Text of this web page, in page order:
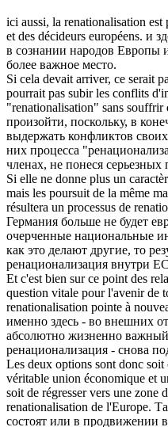
ici aussi, la renationalisation est
et des décideurs européens. и
в сознании народов
более важное место.
Si cela devait arriver, ce serait
pourrait pas subir les conflits
"renationalisation" sans souffrir
произойти, поскольку, в
выдержать конфликтов
них процесса "
членах, не понеся
Si elle ne donne plus un
mais les poursuit de la même
résultera un processus de
Германия больше не будет
очерченные национальные
как это делают другие, то
ренационализация внутри
Et c'est bien sur ce point des
question vitale pour l'avenir de
renationalisation pointe à
именно здесь - во внешних
абсолютно жизненно
ренационализация - снова
Les deux options sont donc
véritable union économique et
soit de régresser vers une zone
renationalisation de l'Europe.
состоят или в продвижении